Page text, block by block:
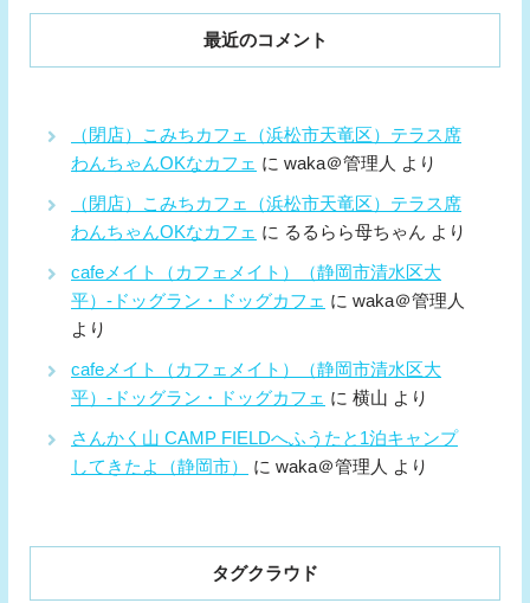
最近のコメント
（閉店）こみちカフェ（浜松市天竜区）テラス席
わんちゃんOKなカフェ に waka＠管理人 より
（閉店）こみちカフェ（浜松市天竜区）テラス席
わんちゃんOKなカフェ に るるらら母ちゃん より
cafeメイト（カフェメイト）（静岡市清水区大
平）-ドッグラン・ドッグカフェ に waka＠管理人
より
cafeメイト（カフェメイト）（静岡市清水区大
平）-ドッグラン・ドッグカフェ に 横山 より
さんかく山 CAMP FIELDへふうたと1泊キャンプ
してきたよ（静岡市）
に waka＠管理人 より
タグクラウド